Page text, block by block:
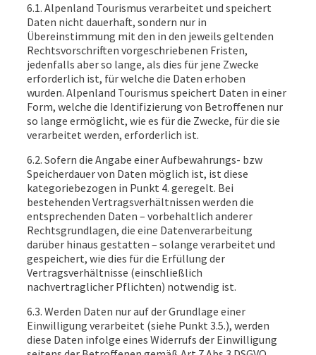
6.1. Alpenland Tourismus verarbeitet und speichert
Daten nicht dauerhaft, sondern nur in
Übereinstimmung mit den in den jeweils geltenden
Rechtsvorschriften vorgeschriebenen Fristen,
jedenfalls aber so lange, als dies für jene Zwecke
erforderlich ist, für welche die Daten erhoben
wurden. Alpenland Tourismus speichert Daten in einer
Form, welche die Identifizierung von Betroffenen nur
so lange ermöglicht, wie es für die Zwecke, für die sie
verarbeitet werden, erforderlich ist.
6.2. Sofern die Angabe einer Aufbewahrungs- bzw
Speicherdauer von Daten möglich ist, ist diese
kategoriebezogen in Punkt 4. geregelt. Bei
bestehenden Vertragsverhältnissen werden die
entsprechenden Daten – vorbehaltlich anderer
Rechtsgrundlagen, die eine Datenverarbeitung
darüber hinaus gestatten – solange verarbeitet und
gespeichert, wie dies für die Erfüllung der
Vertragsverhältnisse (einschließlich
nachvertraglicher Pflichten) notwendig ist.
6.3. Werden Daten nur auf der Grundlage einer
Einwilligung verarbeitet (siehe Punkt 3.5.), werden
diese Daten infolge eines Widerrufs der Einwilligung